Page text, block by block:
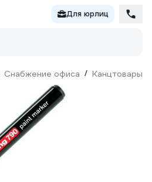
Для юрлиц
Снабжение офиса / Канцтовары